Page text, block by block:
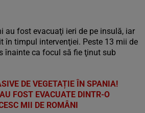
au fost evacuaţi ieri de pe insulă, iar
în timpul intervenţiei. Peste 13 mii de
înainte ca focul să fie ţinut sub
DE VEGETAȚIE ÎN SPANIA!
FOST EVACUATE DINTR-O
MII DE ROMÂNI